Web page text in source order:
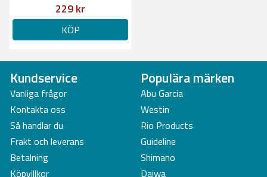
229 kr
KÖP
Kundservice
Vanliga frågor
Kontakta oss
Så handlar du
Frakt och leverans
Betalning
Köpvillkor
Populära märken
Abu Garcia
Westin
Rio Products
Guideline
Shimano
Daiwa